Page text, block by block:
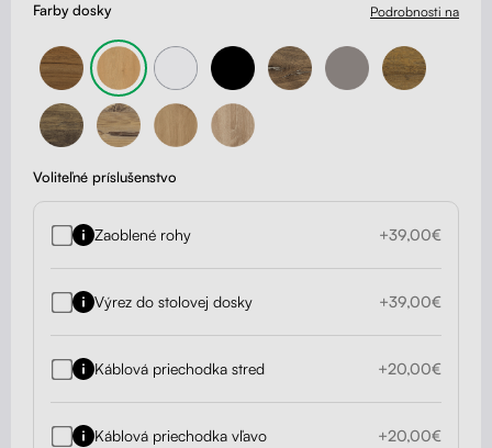
Farby dosky Podrobnosti na
Voliteľné príslušenstvo
Zaoblené rohy +39,00€
Výrez do stolovej dosky +39,00€
Káblová priechodka stred +20,00€
Káblová priechodka vľavo +20,00€